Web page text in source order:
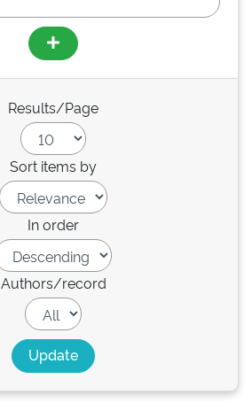
Results/Page
Sort items by
In order
Authors/record